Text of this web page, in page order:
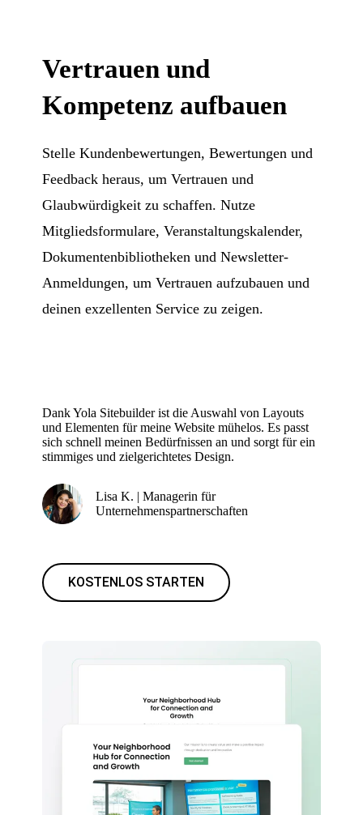
Vertrauen und
Kompetenz aufbauen
Stelle Kundenbewertungen, Bewertungen und
Feedback heraus, um Vertrauen und
Glaubwürdigkeit zu schaffen. Nutze
Mitgliedsformulare, Veranstaltungskalender,
Dokumentenbibliotheken und Newsletter-
Anmeldungen, um Vertrauen aufzubauen und
deinen exzellenten Service zu zeigen.
Dank Yola Sitebuilder ist die Auswahl von Layouts
und Elementen für meine Website mühelos. Es passt
sich schnell meinen Bedürfnissen an und sorgt für ein
stimmiges und zielgerichtetes Design.
Lisa K. | Managerin für
Unternehmenspartnerschaften
KOSTENLOS STARTEN